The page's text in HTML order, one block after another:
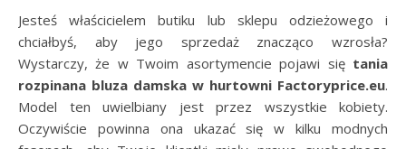
Jesteś właścicielem butiku lub sklepu odzieżowego i
chciałbyś, aby jego sprzedaż znacząco wzrosła?
Wystarczy, że w Twoim asortymencie pojawi się tania
rozpinana bluza damska w hurtowni Factoryprice.eu.
Model ten uwielbiany jest przez wszystkie kobiety.
Oczywiście powinna ona ukazać się w kilku modnych